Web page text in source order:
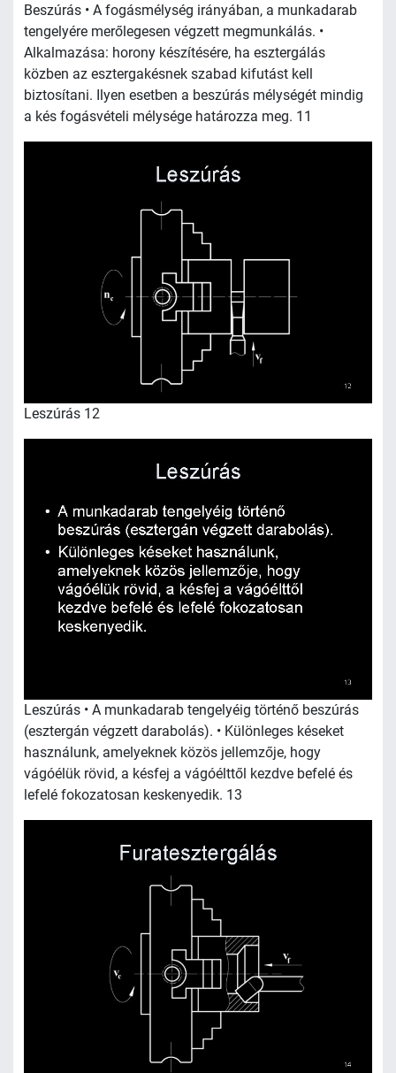
Beszúrás • A fogásmélység irányában, a munkadarab
tengelyére merőlegesen végzett megmunkálás. •
Alkalmazása: horony készítésére, ha esztergálás
közben az esztergakésnek szabad kifutást kell
biztosítani. Ilyen esetben a beszúrás mélységét mindig
a kés fogásvételi mélysége határozza meg. 11
Leszúrás 12
Leszúrás • A munkadarab tengelyéig történő beszúrás
(esztergán végzett darabolás). • Különleges késeket
használunk, amelyeknek közös jellemzője, hogy
vágóélük rövid, a késfej a vágóélttől kezdve befelé és
lefelé fokozatosan keskenyedik. 13